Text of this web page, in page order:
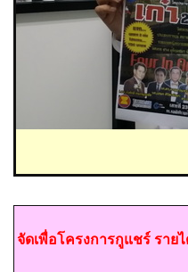
จัดเพื่อโครงการกูแชร์ ราย